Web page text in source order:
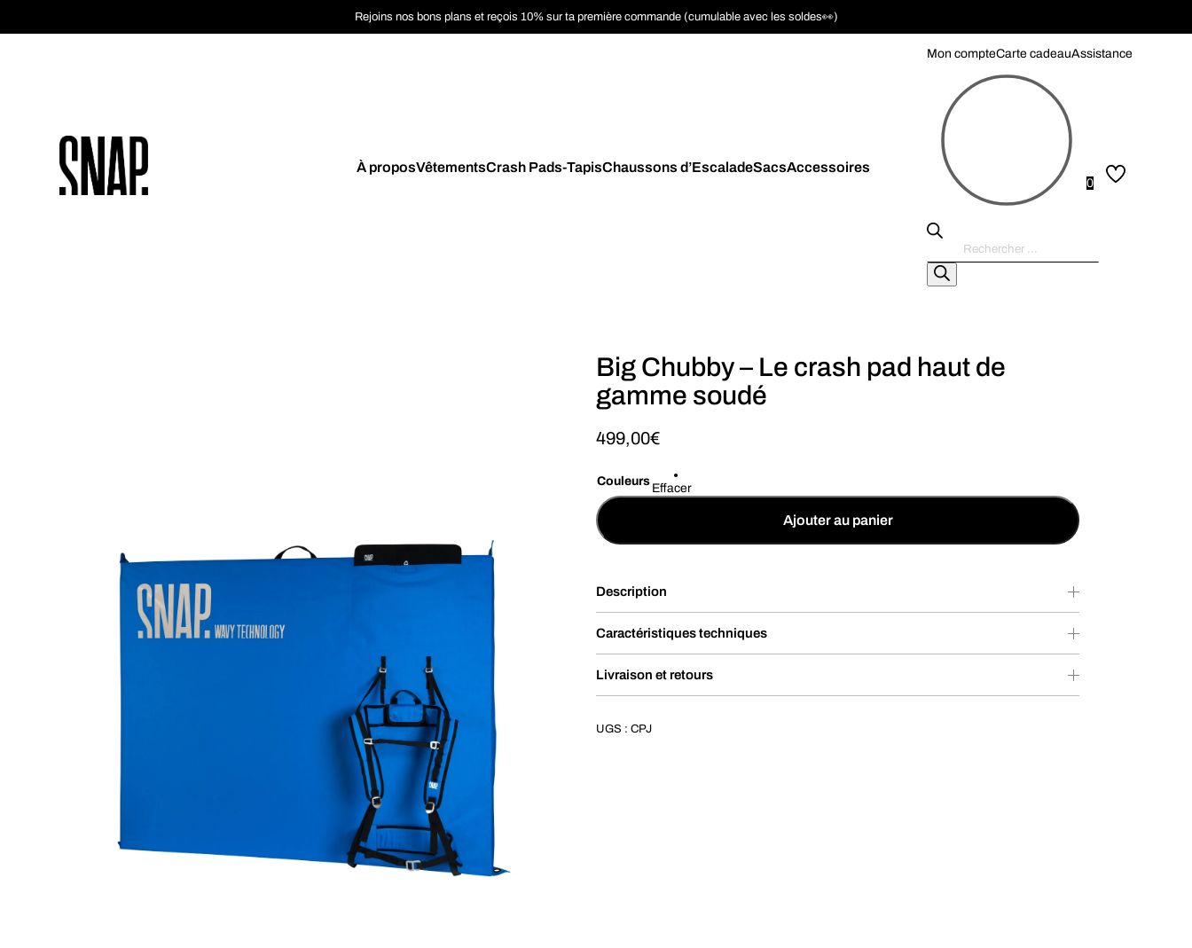
Rejoins nos bons plans et reçois 10% sur ta première commande (cumulable avec les soldes👀)
À proposVêtementsCrash Pads-TapisChaussons d’EscaladeSacsAccessoires
Mon compteCarte cadeauAssistance
Recherche
de
produits
0
Big Chubby – Le crash pad haut de
gamme soudé
499,00€
Couleurs
Effacer
Ajouter au panier
Description
Caractéristiques techniques
Livraison et retours
UGS :CPJ